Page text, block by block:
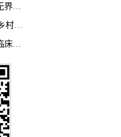
2026年世界移动通信大会：以移动智能勾勒无界普惠新愿景
（乡村“头雁”）三代腌一味 一颗雪菜背后的乡村致富经
虹桥健康科技产业创新中心亮相老博会：让临床“需求”定义银发经济新生态